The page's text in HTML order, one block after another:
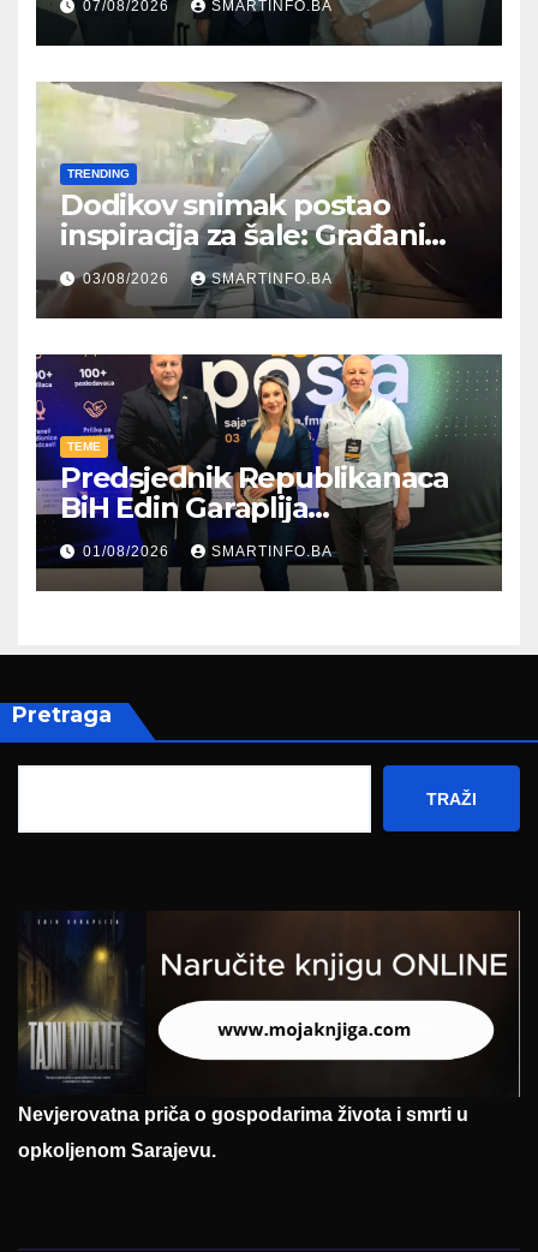
Njemačke
07/08/2026 SMARTINFO.BA
TRENDING
Dodikov snimak postao
inspiracija za šale: Građani
kroz parodiju poslali poruku
03/08/2026 SMARTINFO.BA
TEME
Predsjednik Republikanaca
BiH Edin Garaplija
prisustvovao prezentaciji
Federalnog sajma
zapošljavanja
01/08/2026 SMARTINFO.BA
Pretraga
TRAŽI
Nevjerovatna priča o gospodarima života i smrti u
opkoljenom Sarajevu.